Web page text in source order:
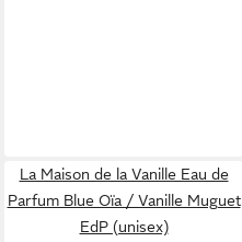
La Maison de la Vanille Eau de
Parfum Blue Oïa / Vanille Muguet
EdP (unisex)